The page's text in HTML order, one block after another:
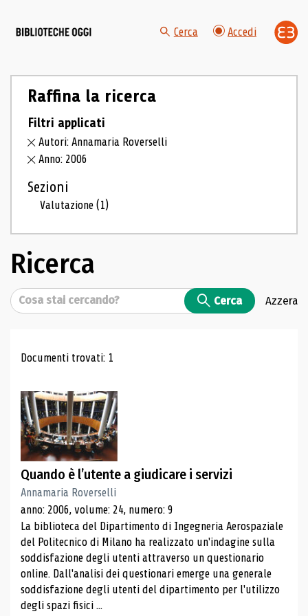
Cerca Accedi
Raffina la ricerca
Filtri applicati
Autori: Annamaria Roverselli
Anno: 2006
Sezioni
Valutazione(1)
Ricerca
Cerca Cerca Azzera
Risultati di ricerca
Documenti trovati: 1
Quando è l’utente a giudicare i servizi
Annamaria Roverselli
anno: 2006, volume: 24, numero: 9
La biblioteca del Dipartimento di Ingegneria Aerospaziale
del Politecnico di Milano ha realizzato un'indagine sulla
soddisfazione degli utenti attraverso un questionario
online. Dall'analisi dei questionari emerge una generale
soddisfazione degli utenti del dipartimento per l'utilizzo
degli spazi fisici ...